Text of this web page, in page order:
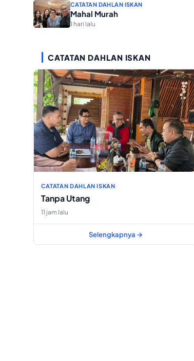
CATATAN DAHLAN ISKAN
Mahal Murah
1 hari lalu
CATATAN DAHLAN ISKAN
CATATAN DAHLAN ISKAN
Tanpa Utang
11 jam lalu
Selengkapnya →